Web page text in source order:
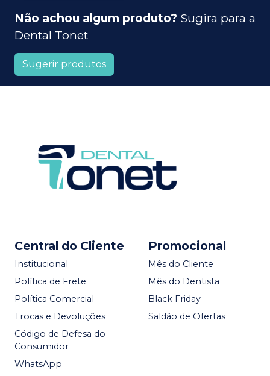
Não achou algum produto? Sugira para a
Dental Tonet
Sugerir produtos
Central do Cliente
Institucional
Política de Frete
Política Comercial
Trocas e Devoluções
Código de Defesa do
Consumidor
WhatsApp
Promocional
Mês do Cliente
Mês do Dentista
Black Friday
Saldão de Ofertas